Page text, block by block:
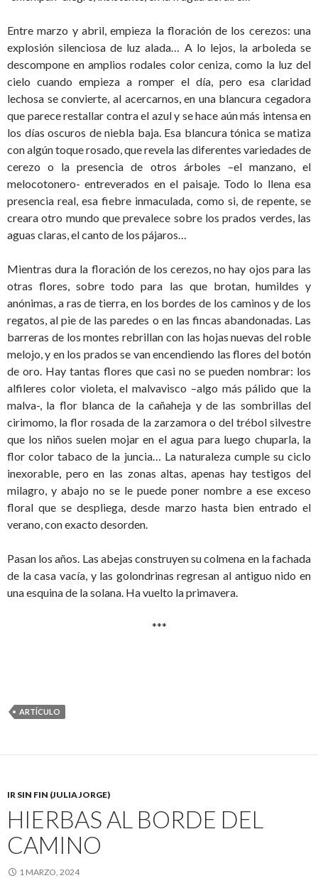
Entre marzo y abril, empieza la floración de los cerezos: una
explosión silenciosa de luz alada… A lo lejos, la arboleda se
descompone en amplios rodales color ceniza, como la luz del
cielo cuando empieza a romper el día, pero esa claridad
lechosa se convierte, al acercarnos, en una blancura cegadora
que parece restallar contra el azul y se hace aún más intensa en
los días oscuros de niebla baja. Esa blancura tónica se matiza
con algún toque rosado, que revela las diferentes variedades de
cerezo o la presencia de otros árboles –el manzano, el
melocotonero- entreverados en el paisaje. Todo lo llena esa
presencia real, esa fiebre inmaculada, como si, de repente, se
creara otro mundo que prevalece sobre los prados verdes, las
aguas claras, el canto de los pájaros…
Mientras dura la floración de los cerezos, no hay ojos para las
otras flores, sobre todo para las que brotan, humildes y
anónimas, a ras de tierra, en los bordes de los caminos y de los
regatos, al pie de las paredes o en las fincas abandonadas. Las
barreras de los montes rebrillan con las hojas nuevas del roble
melojo, y en los prados se van encendiendo las flores del botón
de oro. Hay tantas flores que casi no se pueden nombrar: los
alfileres color violeta, el malvavisco –algo más pálido que la
malva-, la flor blanca de la cañaheja y de las sombrillas del
cirimomo, la flor rosada de la zarzamora o del trébol silvestre
que los niños suelen mojar en el agua para luego chuparla, la
flor color tabaco de la juncia… La naturaleza cumple su ciclo
inexorable, pero en las zonas altas, apenas hay testigos del
milagro, y abajo no se le puede poner nombre a ese exceso
floral que se despliega, desde marzo hasta bien entrado el
verano, con exacto desorden.
Pasan los años. Las abejas construyen su colmena en la fachada
de la casa vacía, y las golondrinas regresan al antiguo nido en
una esquina de la solana. Ha vuelto la primavera.
***
ARTÍCULO
IR SIN FIN (JULIA JORGE)
HIERBAS AL BORDE DEL
CAMINO
1 MARZO, 2024